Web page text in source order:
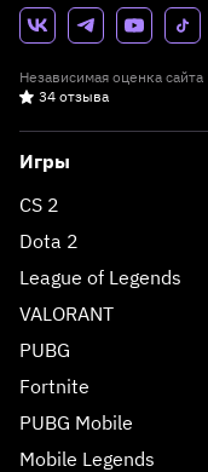
Независимая оценка сайта
34 отзыва
Игры
CS 2
Dota 2
League of Legends
VALORANT
PUBG
Fortnite
PUBG Mobile
Mobile Legends